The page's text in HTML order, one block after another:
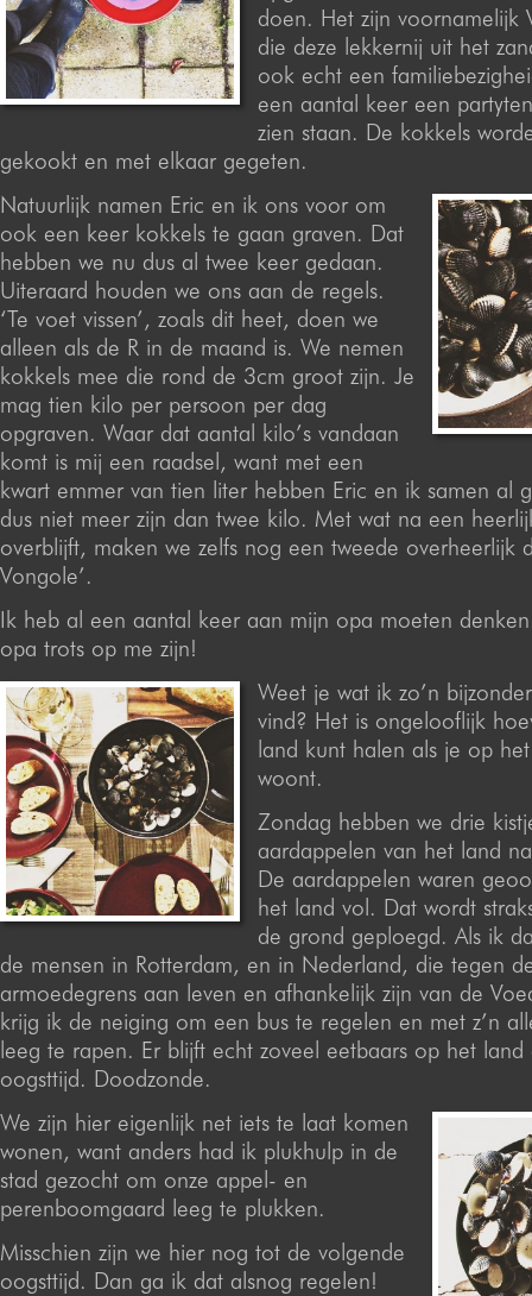
doen. Het zijn voornamelijk
die deze lekkernij uit het
ook echt een
een aantal keer een
zien staan. De kokkels
gekookt en met elkaar gegeten.
Natuurlijk namen Eric en ik ons voor om
ook een keer kokkels te gaan graven. Dat
hebben we nu dus al twee keer gedaan.
Uiteraard houden we ons aan de regels.
‘Te voet vissen’, zoals dit heet, doen we
alleen als de R in de maand is. We nemen
kokkels mee die rond de 3cm groot zijn. Je
mag tien kilo per persoon per dag
opgraven. Waar dat aantal kilo’s vandaan
komt is mij een raadsel, want met een
kwart emmer van tien liter hebben Eric en ik samen al
dus niet meer zijn dan twee kilo. Met wat na een
overblijft, maken we zelfs nog een tweede overheerlijk
Vongole’.
Ik heb al een aantal keer aan mijn opa moeten
opa trots op me zijn!
Weet je wat ik zo’n
vind? Het is ongelooflijk
land kunt halen als je op
woont.
Zondag hebben we drie
aardappelen van het land
De aardappelen waren
het land vol. Dat wordt
de grond geploegd. Als ik
de mensen in Rotterdam, en in Nederland, die tegen
armoedegrens aan leven en afhankelijk zijn van de
krijg ik de neiging om een bus te regelen en met z’n
leeg te rapen. Er blijft echt zoveel eetbaars op het
oogsttijd. Doodzonde.
We zijn hier eigenlijk net iets te laat komen
wonen, want anders had ik plukhulp in de
stad gezocht om onze appel- en
perenboomgaard leeg te plukken.
Misschien zijn we hier nog tot de volgende
oogsttijd. Dan ga ik dat alsnog regelen!